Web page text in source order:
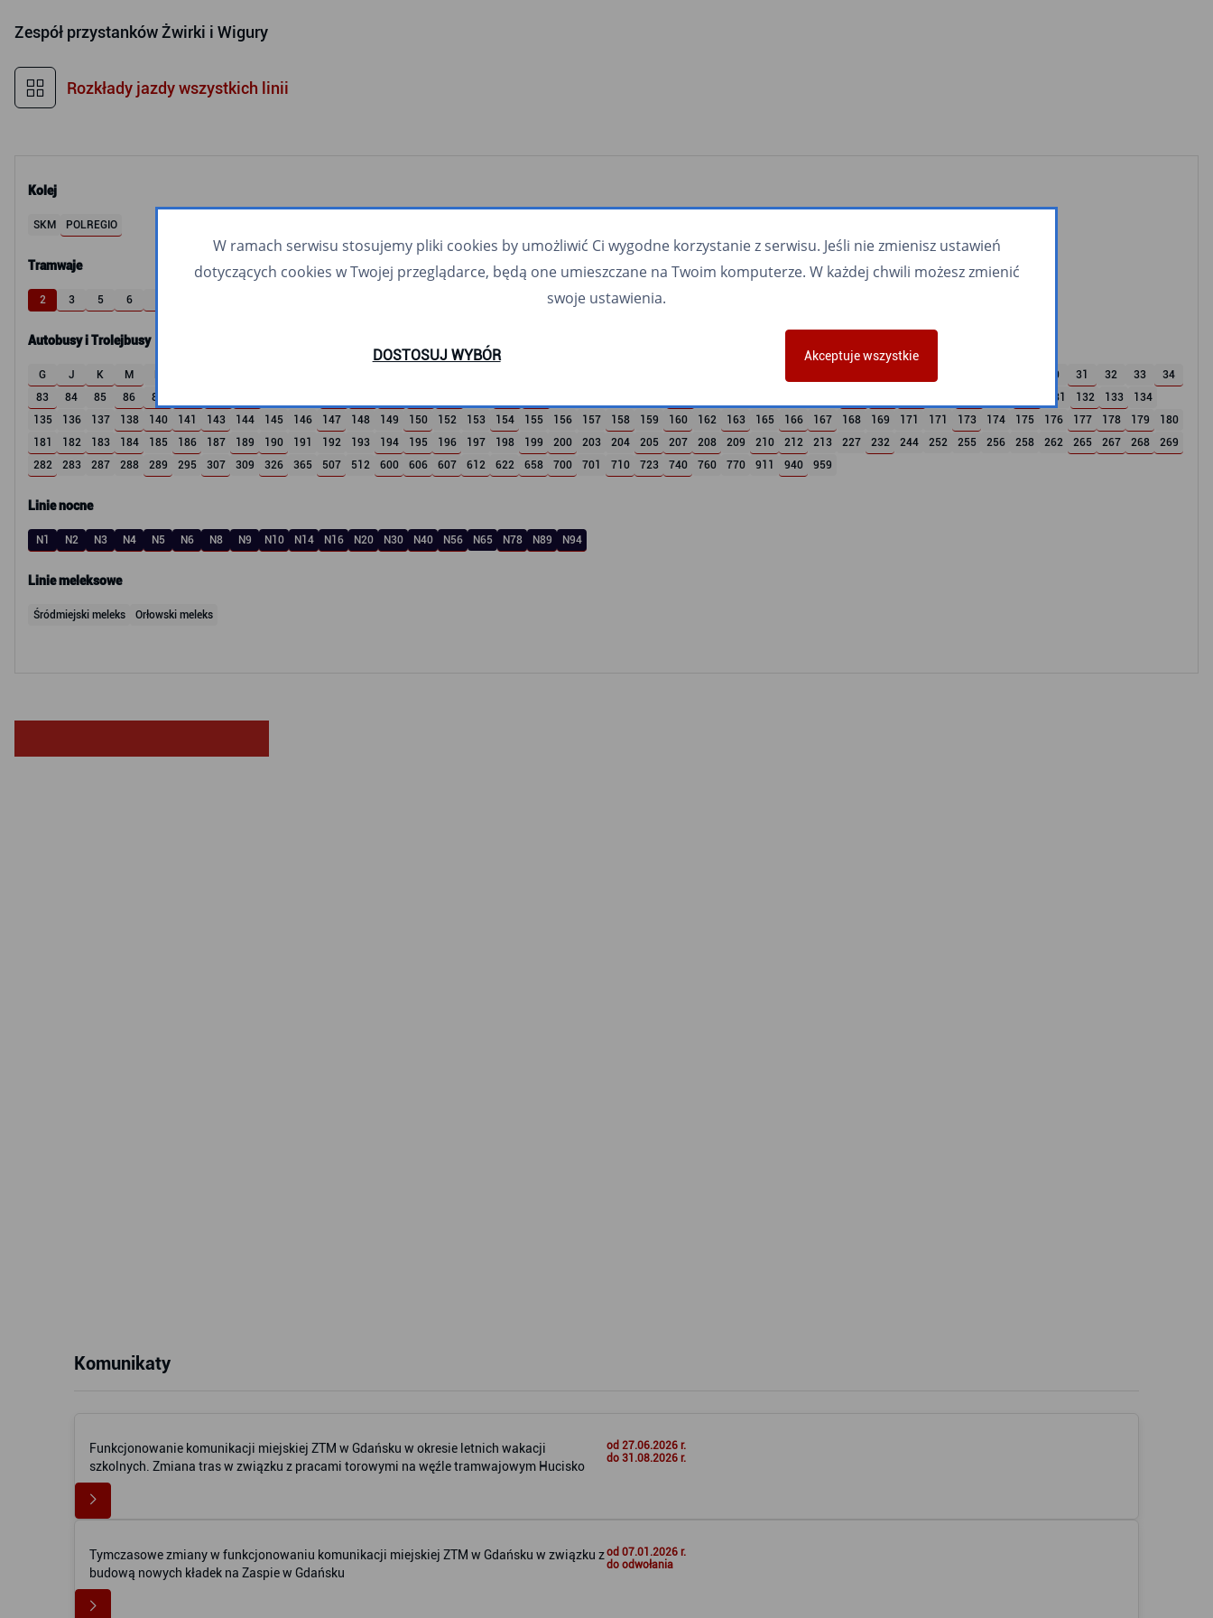
Kolej
SKM POLREGIO
Tramwaje
2 3 5 6
Autobusy i Trolejbusy
G J K M 30 31 32 33
34
83
84 85 86 87 131 132 133
134
135
136 137 138 140 141 143 144 145 146 147 148 149 150 152 153 154 155 156 157 158 159 160 162 163 165 166 167 168 169 171 171 173 174 175 176 177 178 179
180
181
182 183 184 185 186 187 189 190 191 192 193 194 195 196 197 198 199 200 203 204 205 207 208 209 210 212 213 227 232 244 252 255 256 258 262 265 267 268
269
282
283 287 288 289 295 307 309 326 365 507 512 600 606 607 612 622 658 700 701 710 723 740 760 770 911 940 959
Linie nocne
N1 N2 N3 N4 N5 N6 N8 N9 N10 N14 N16 N20 N30 N40 N56 N65 N78 N89 N94
Linie meleksowe
Śródmiejski meleks Orłowski meleks
Zespół przystankówŻwirki i Wigury
Rozkłady jazdy wszystkich linii
Komunikaty
Funkcjonowanie komunikacji miejskiej ZTM w Gdańsku w okresie letnich wakacji
szkolnych. Zmiana tras w związku z pracami torowymi na węźle tramwajowym Hucisko
od 27.06.2026 r.
do 31.08.2026 r.
Tymczasowe zmiany w funkcjonowaniu komunikacji miejskiej ZTM w Gdańsku w związku z
budową nowych kładek na Zaspie w Gdańsku
od 07.01.2026 r.
do odwołania
W ramach serwisu stosujemy pliki cookies by umożliwić Ci wygodne korzystanie z serwisu. Jeśli nie zmienisz ustawień
dotyczących cookies w Twojej przeglądarce, będą one umieszczane na Twoim komputerze. W każdej chwili możesz zmienić
swoje ustawienia.
DOSTOSUJ WYBÓR Akceptuje wszystkie